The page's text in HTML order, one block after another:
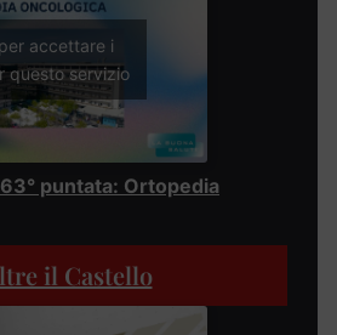
accettare i
questo servizio
puntata: Ortopedia
il Castello